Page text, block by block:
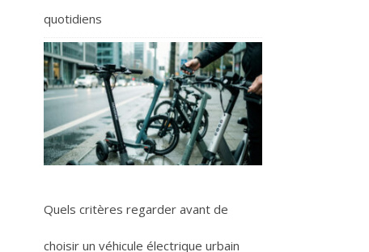
quotidiens
Quels critères regarder avant de
choisir un véhicule électrique urbain